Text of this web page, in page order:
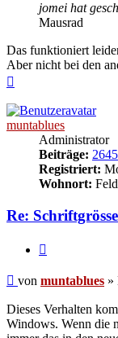
jomei hat
Mausrad
Das funktioniert
Aber nicht bei den
muntablues
Administrator
Beiträge: 2645
Registriert:
Wohnort:
Re: Schriftgrösse
Beitrag
von muntablues »
Dieses Verhalten
Windows. Wenn die